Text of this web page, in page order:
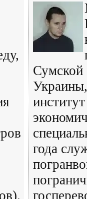
Сумской
года